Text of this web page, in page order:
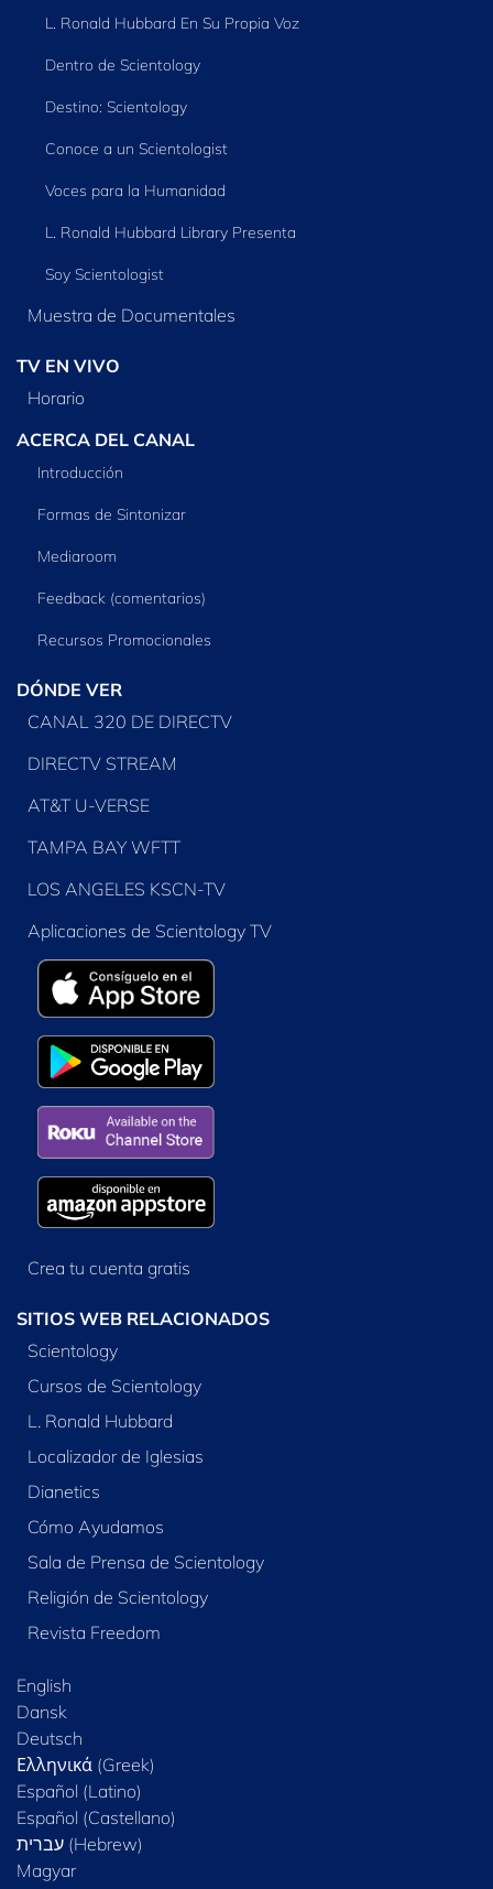
L. Ronald Hubbard En Su Propia Voz
Dentro de Scientology
Destino: Scientology
Conoce a un Scientologist
Voces para la Humanidad
L. Ronald Hubbard Library Presenta
Soy Scientologist
Muestra de Documentales
TV EN VIVO
Horario
ACERCA DEL CANAL
Introducción
Formas de Sintonizar
Mediaroom
Feedback (comentarios)
Recursos Promocionales
DÓNDE VER
CANAL 320 DE DIRECTV
DIRECTV STREAM
AT&T U-VERSE
TAMPA BAY WFTT
LOS ANGELES KSCN-TV
Aplicaciones de Scientology TV
Crea tu cuenta gratis
SITIOS WEB RELACIONADOS
Scientology
Cursos de Scientology
L. Ronald Hubbard
Localizador de Iglesias
Dianetics
Cómo Ayudamos
Sala de Prensa de Scientology
Religión de Scientology
Revista Freedom
English
Dansk
Deutsch
Ελληνικά (Greek)
Español (Latino)
Español (Castellano)
Magyar